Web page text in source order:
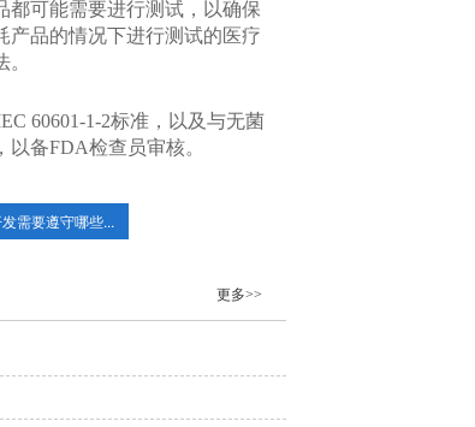
都可能需要进行测试，以确保
产品的情况下进行测试的医疗
60601-1-2标准，以及与无菌
备FDA检查员审核。
需要遵守哪些...
更多>>